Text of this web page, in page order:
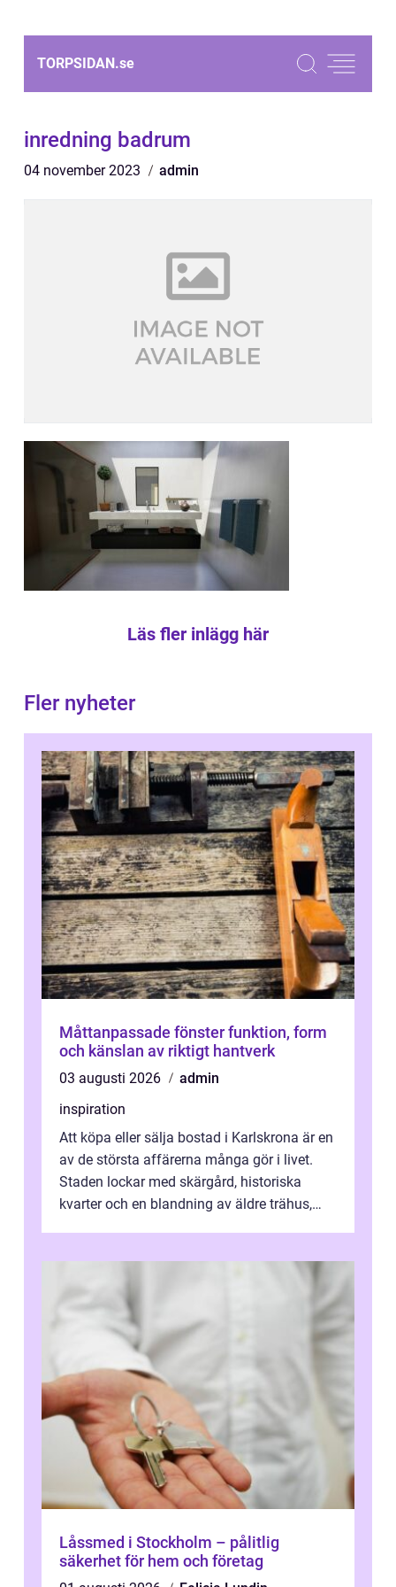
TORPSIDAN.se
inredning badrum
04 november 2023 admin
Läs fler inlägg här
Fler nyheter
Måttanpassade fönster funktion, form
och känslan av riktigt hantverk
03 augusti 2026
admin
inspiration
Att köpa eller sälja bostad i Karlskrona är en
av de största affärerna många gör i livet.
Staden lockar med skärgård, historiska
kvarter och en blandning av äldre trähus,
Låssmed i Stockholm – pålitlig
säkerhet för hem och företag